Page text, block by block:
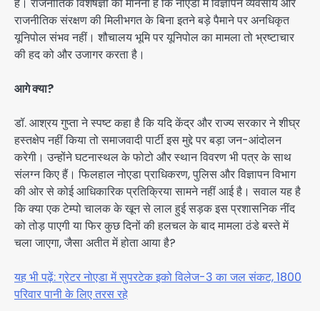
राजनीतिक संरक्षण की मिलीभगत के बिना इतने बड़े पैमाने पर अनधिकृत
यूनिपोल संभव नहीं। शौचालय भूमि पर यूनिपोल का मामला तो भ्रष्टाचार
की हद को और उजागर करता है।
आगे क्या?
डॉ. आश्रय गुप्ता ने स्पष्ट कहा है कि यदि केंद्र और राज्य सरकार ने शीघ्र
हस्तक्षेप नहीं किया तो समाजवादी पार्टी इस मुद्दे पर बड़ा जन-आंदोलन
करेगी। उन्होंने घटनास्थल के फोटो और स्थान विवरण भी पत्र के साथ
संलग्न किए हैं। फिलहाल नोएडा प्राधिकरण, पुलिस और विज्ञापन विभाग
की ओर से कोई आधिकारिक प्रतिक्रिया सामने नहीं आई है। सवाल यह है
कि क्या एक टेम्पो चालक के खून से लाल हुई सड़क इस प्रशासनिक नींद
को तोड़ पाएगी या फिर कुछ दिनों की हलचल के बाद मामला ठंडे बस्ते में
चला जाएगा, जैसा अतीत में होता आया है?
यह भी पढ़ें: ग्रेटर नोएडा में सुपरटेक इको विलेज-3 का जल संकट, 1800
परिवार पानी के लिए तरस रहे